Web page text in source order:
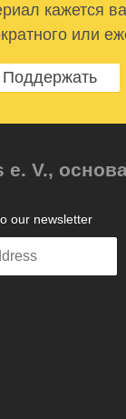
кажется
или
Поддержать
e. V.,
our newsletter